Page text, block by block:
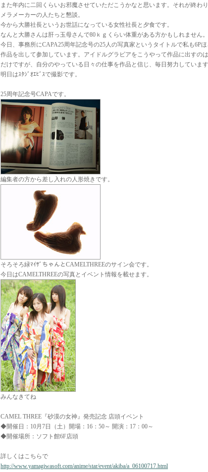
また年内に二回くらいお邪魔させていただこうかなと思います。それが終わ
メラメーカーの人たちと懇談。
今から大勝社長というお世話になっている女性社長と夕食です。
なんと大勝さんは肝っ玉母さんで80ｋｇくらい体重がある方かもしれません。
今日、事務所にCAPA25周年記念号の25人の写真家というタイトルで私も6P
作品を出して参加しています。アイドルグラビアをこうやって作品に出すの
だけですが、自分のやっている日々の仕事を作品と信じ、毎日努力しています
明日はｽﾀｼﾞｵｴﾋﾞｽで撮影です。
25周年記念号CAPAです。
編集者の方から差し入れの人形焼きです。
そろそろ緑ﾏｲｻﾞちゃんとCAMELTHREEのサイン会です。
今日はCAMELTHREEの写真とイベント情報を載せます。
みんなきてね
CAMEL THREE『砂漠の女神』発売記念 店頭イベント
◆開催日：10月7日（土）開場：16：50～ 開演：17：00～
◆開催場所：ソフト館6F店頭
詳しくはこちらで
http://www.yamagiwasoft.com/anime/star/event/akiba/a_06100717.html